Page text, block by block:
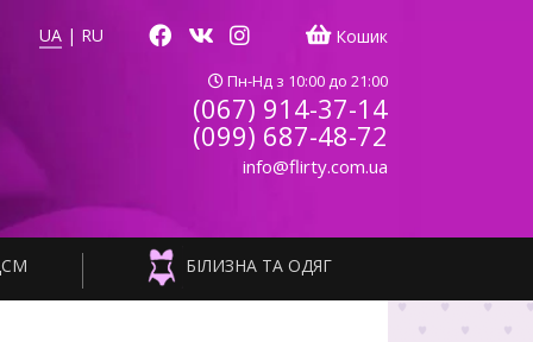
UA | RU Кошик
Пн-Нд з 10:00 до 21:00
(067) 914-37-14
(099) 687-48-72
info@flirty.com.ua
БІЛИЗНА ТА ОДЯГ